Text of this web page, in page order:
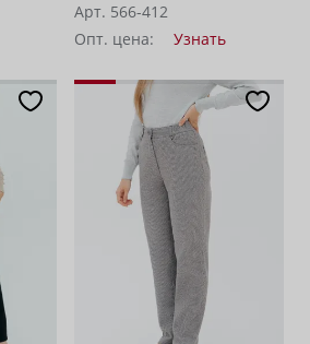
Арт. 566-412
Опт. цена:
Узнать